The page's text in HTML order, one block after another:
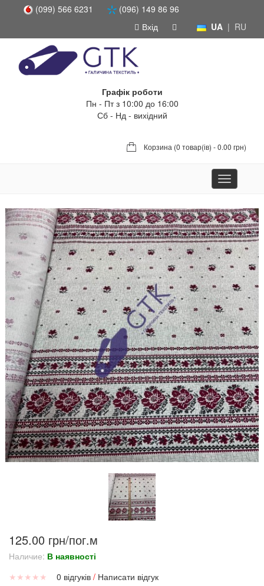
(099) 566 6231
(096) 149 86 96
UA | RU
Вхід
Графік роботи
Пн - Пт з 10:00 до 16:00
Сб - Нд - вихідний
Корзина (0 товар(ів) - 0.00 грн)
Toggle
navigation
125.00 грн/пог.м
Наличие: В наявності
★ ★ ★ ★ ★ 0 відгуків / Написати відгук